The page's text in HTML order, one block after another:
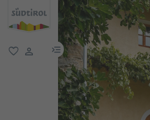
menu link